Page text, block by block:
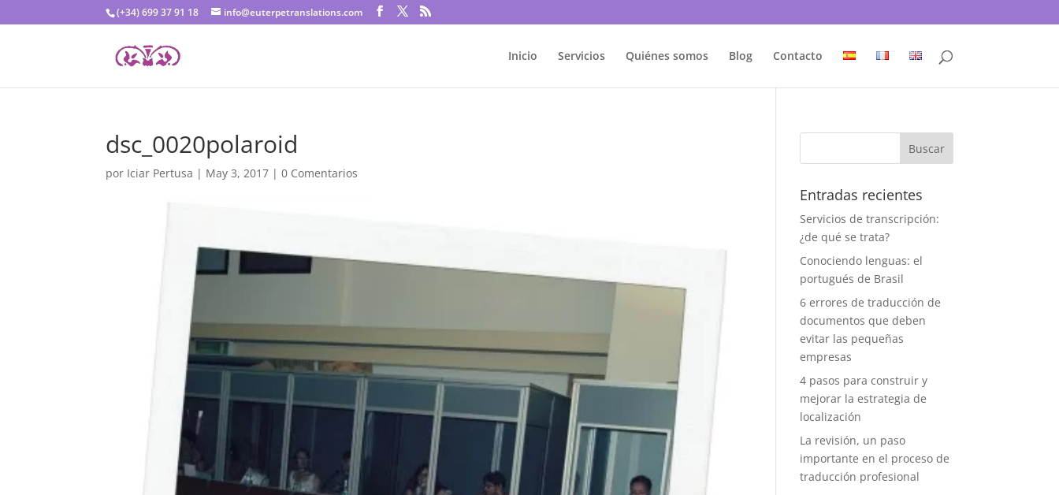
(+34) 699 37 91 18 info@euterpetranslations.com
Inicio Servicios Quiénes somos Blog Contacto
dsc_0020polaroid
por Iciar Pertusa | May 3, 2017 |0 Comentarios
Entradas recientes
Servicios de transcripción:
¿de qué se trata?
Conociendo lenguas: el
portugués de Brasil
6 errores de traducción de
documentos que deben
evitar las pequeñas
empresas
4 pasos para construir y
mejorar la estrategia de
localización
La revisión, un paso
importante en el proceso de
traducción profesional